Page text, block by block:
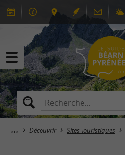
Découvrir Sites Touristiques